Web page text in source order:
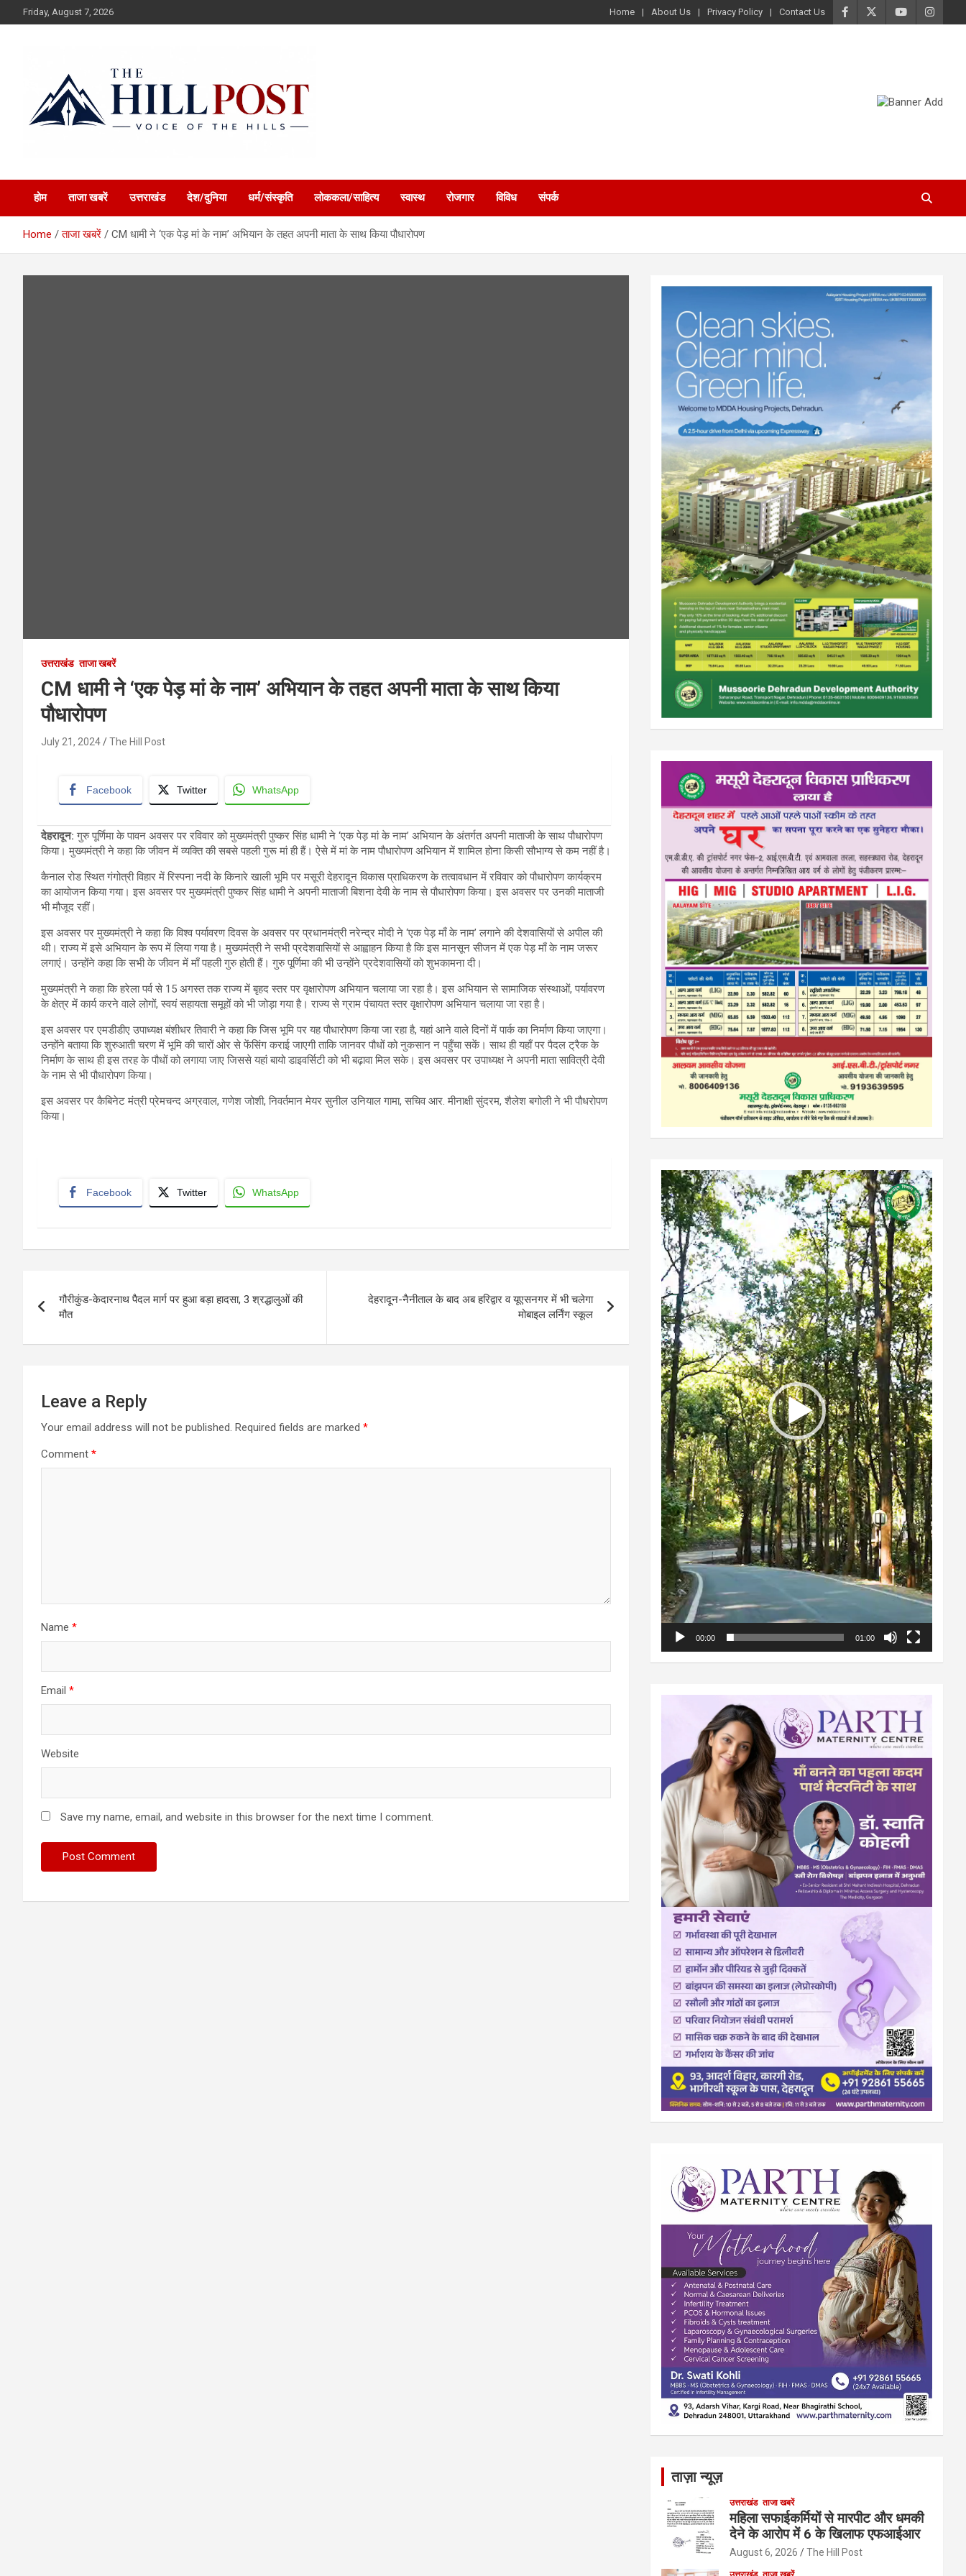
to
Friday, August 7, 2026 Home About Us Privacy Policy Contact Us
The Hillpost
होम ताजा खबरें उत्तराखंड देश/दुनिया धर्म/संस्कृति लोककला/साहित्य स्वास्थ रोजगार विविध संपर्क
Home ताजा खबरें CM धामी ने ‘एक पेड़ मां के नाम’ अभियान के तहत अपनी माता के साथ किया पौधारोपण
उत्तराखंड ताजा खबरें
CM धामी ने ‘एक पेड़ मां के नाम’ अभियान के तहत अपनी माता के साथ किया
पौधारोपण
July 21, 2024 The Hill Post
Facebook Twitter WhatsApp
देहरादून:गुरु पूर्णिमा के पावन अवसर पर रविवार को मुख्यमंत्री पुष्कर सिंह धामी ने ‘एक पेड़ मां के नाम’ अभियान के अंतर्गत अपनी माताजी के साथ पौधारोपण
किया। मुख्यमंत्री ने कहा कि जीवन में व्यक्ति की सबसे पहली गुरू मां ही हैं। ऐसे में मां के नाम पौधारोपण अभियान में शामिल होना किसी सौभाग्य से कम नहीं है।
कैनाल रोड स्थित गंगोत्री विहार में रिस्पना नदी के किनारे खाली भूमि पर मसूरी देहरादून विकास प्राधिकरण के तत्वावधान में रविवार को पौधारोपण कार्यक्रम
का आयोजन किया गया। इस अवसर पर मुख्यमंत्री पुष्कर सिंह धामी ने अपनी माताजी बिशना देवी के नाम से पौधारोपण किया। इस अवसर पर उनकी माताजी
भी मौजूद रहीं।
इस अवसर पर मुख्यमंत्री ने कहा कि विश्व पर्यावरण दिवस के अवसर पर प्रधानमंत्री नरेन्द्र मोदी ने ‘एक पेड़ माँ के नाम’ लगाने की देशवासियों से अपील की
थी। राज्य में इसे अभियान के रूप में लिया गया है। मुख्यमंत्री ने सभी प्रदेशवासियों से आह्वाहन किया है कि इस मानसून सीजन में एक पेड़ माँ के नाम जरूर
लगाएं। उन्होंने कहा कि सभी के जीवन में माँ पहली गुरु होती हैं। गुरु पूर्णिमा की भी उन्होंने प्रदेशवासियों को शुभकामना दी।
मुख्यमंत्री ने कहा कि हरेला पर्व से 15 अगस्त तक राज्य में बृहद स्तर पर वृक्षारोपण अभियान चलाया जा रहा है। इस अभियान से सामाजिक संस्थाओं, पर्यावरण
के क्षेत्र में कार्य करने वाले लोगों, स्वयं सहायता समूहों को भी जोड़ा गया है। राज्य से ग्राम पंचायत स्तर वृक्षारोपण अभियान चलाया जा रहा है।
इस अवसर पर एमडीडीए उपाध्यक्ष बंशीधर तिवारी ने कहा कि जिस भूमि पर यह पौधारोपण किया जा रहा है, यहां आने वाले दिनों में पार्क का निर्माण किया जाएगा।
उन्होंने बताया कि शुरुआती चरण में भूमि की चारों ओर से फेंसिंग कराई जाएगी ताकि जानवर पौधों को नुकसान न पहुँचा सकें। साथ ही यहाँ पर पैदल ट्रैक के
निर्माण के साथ ही इस तरह के पौधों को लगाया जाए जिससे यहां बायो डाइवर्सिटी को भी बढ़ावा मिल सके। इस अवसर पर उपाध्यक्ष ने अपनी माता सावित्री देवी
के नाम से भी पौधारोपण किया।
इस अवसर पर कैबिनेट मंत्री प्रेमचन्द अग्रवाल, गणेश जोशी, निवर्तमान मेयर सुनील उनियाल गामा, सचिव आर. मीनाक्षी सुंदरम, शैलेश बगोली ने भी पौधरोपण
किया।
Facebook Twitter WhatsApp
navigation
गौरीकुंड-केदारनाथ पैदल मार्ग पर हुआ बड़ा हादसा, 3 श्रद्धालुओं की
मौत
देहरादून-नैनीताल के बाद अब हरिद्वार व यूएसनगर में भी चलेगा
मोबाइल लर्निंग स्कूल
Leave a Reply
Your email address will not be published. Required fields are marked *
Comment *
Name *
Email *
Website
Save my name, email, and website in this browser for the next time I comment.
Video
Player
00:00 01:00
ताज़ा न्यूज़
उत्तराखंड ताजा खबरें
महिला सफाईकर्मियों से मारपीट और धमकी
देने के आरोप में 6 के खिलाफ एफआईआर
August 6, 2026 The Hill Post